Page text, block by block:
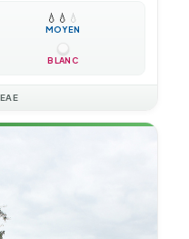
💧 💧 💧
MOYEN
BLANC